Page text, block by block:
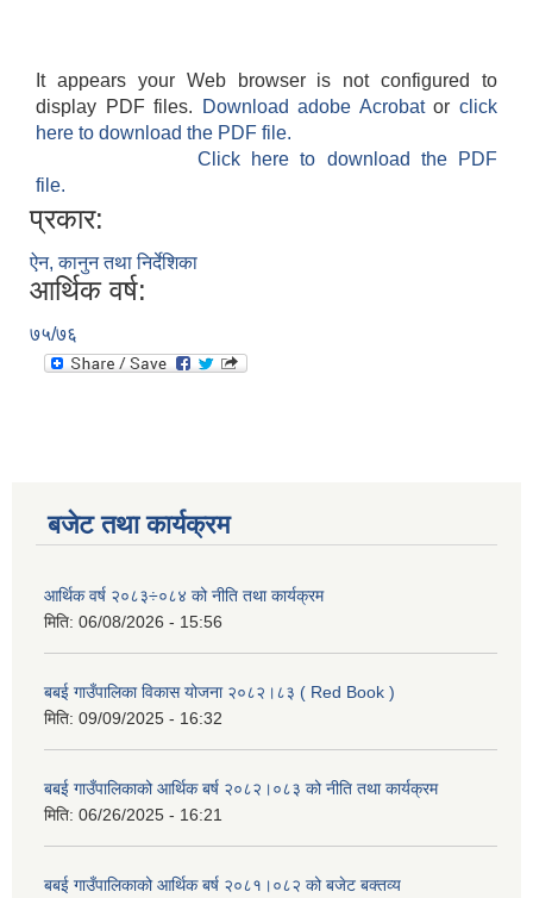
It appears your Web browser is not configured to
display PDF files.
Download adobe Acrobatorclick
here to download the PDF file.
Click here to download the PDF
file.
प्रकार:
ऐन, कानुन तथा निर्देशिका
आर्थिक वर्ष:
७५/७६
बजेट तथा कार्यक्रम
आर्थिक वर्ष २०८३÷०८४ को नीति तथा कार्यक्रम
मिति: 06/08/2026 - 15:56
बबई गाउँपालिका विकास योजना २०८२।८३ ( Red Book )
मिति: 09/09/2025 - 16:32
बबई गाउँपालिकाको आर्थिक बर्ष २०८२।०८३ को नीति तथा कार्यक्रम
मिति: 06/26/2025 - 16:21
बबई गाउँपालिकाको आर्थिक बर्ष २०८१।०८२ को बजेट बक्तव्य